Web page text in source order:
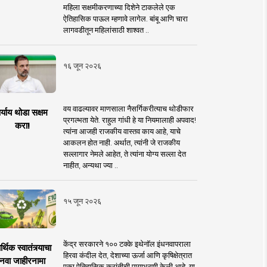
महिला सक्षमीकरणाच्या दिशेने टाकलेले एक
ऐतिहासिक पाऊल म्हणावे लागेल. बांबू आणि चारा
लागवडीतून महिलांसाठी शाश्वत ..
१६ जून २०२६
थोडा सक्षम
करा!
वय वाढल्यावर माणसाला नैसर्गिकरीत्याच थोडीफार
प्रगल्भता येते. राहुल गांधी हे या नियमालाही अपवाद!
त्यांना आजही राजकीय वास्तव काय आहे, याचे
आकलन होत नाही. अर्थात, त्यांनी जे राजकीय
सल्लागार नेमले आहेत, ते त्यांना योग्य सल्ला देत
नाहीत, अन्यथा ज्या ..
१५ जून २०२६
स्वातंत्र्याचा
जाहीरनामा
केंद्र सरकारने १०० टक्के इथेनॉल इंधनवापराला
हिरवा कंदील देत, देशाच्या ऊर्जा आणि कृषिक्षेत्रात